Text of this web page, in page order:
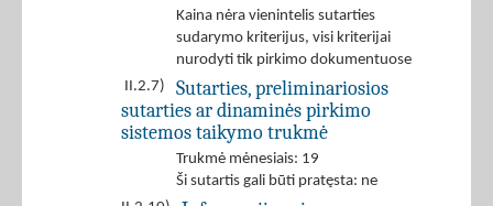
Kaina nėra vienintelis sutarties
sudarymo kriterijus, visi kriterijai
nurodyti tik pirkimo dokumentuose
II.2.7)
Sutarties, preliminariosios
sutarties ar dinaminės pirkimo
sistemos taikymo trukmė
Trukmė mėnesiais: 19
Ši sutartis gali būti pratęsta: ne